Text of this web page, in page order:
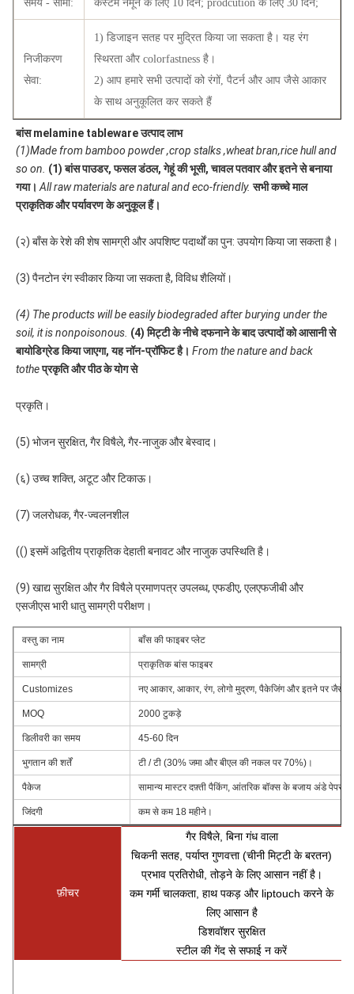
समय - सीमा: कस्टम नमूने के लिए 10 दिन; prodcution के लिए 30 दिन;
निजीकरण
सेवा:
1) डिजाइन सतह पर मुद्रित किया जा सकता है। यह रंग
स्थिरता और colorfastness है।
2) आप हमारे सभी उत्पादों को रंगों, पैटर्न और आप जैसे आकार
के साथ अनुकूलित कर सकते हैं
बांस melamine tableware उत्पाद लाभ
(1)Made from bamboo powder ,crop stalks ,wheat bran,rice hull and
so on. (1) बांस पाउडर, फसल डंठल, गेहूं की भूसी, चावल पतवार और इतने से बनाया
गया। All raw materials are natural and eco-friendly. सभी कच्चे माल
प्राकृतिक और पर्यावरण के अनुकूल हैं।
(२) बाँस के रेशे की शेष सामग्री और अपशिष्ट पदार्थों का पुन: उपयोग किया जा सकता है।
(3) पैनटोन रंग स्वीकार किया जा सकता है, विविध शैलियों।
(4) The products will be easily biodegraded after burying under the
soil, it is nonpoisonous. (4) मिट्टी के नीचे दफनाने के बाद उत्पादों को आसानी से
बायोडिग्रेड किया जाएगा, यह नॉन-प्रॉफिट है। From the nature and back
totheप्रकृति और पीठ के योग से
प्रकृति।
(5) भोजन सुरक्षित, गैर विषैले, गैर-नाजुक और बेस्वाद।
(६) उच्च शक्ति, अटूट और टिकाऊ।
(7) जलरोधक, गैर-ज्वलनशील
(() इसमें अद्वितीय प्राकृतिक देहाती बनावट और नाजुक उपस्थिति है।
(9) खाद्य सुरक्षित और गैर विषैले प्रमाणपत्र उपलब्ध, एफडीए, एलएफजीबी और
एसजीएस भारी धातु सामग्री परीक्षण।
वस्तु का नाम बाँस की फाइबर प्लेट
सामग्री प्राकृतिक बांस फाइबर
Customizes नए आकार, आकार, रंग, लोगो मुद्रण, पैकेजिंग और इतने पर जैसे
MOQ 2000 टुकड़े
डिलीवरी का समय 45-60 दिन
भुगतान की शर्तें टी / टी (30% जमा और बीएल की नकल पर 70%)।
पैकेज सामान्य मास्टर दफ़्ती पैकिंग, आंतरिक बॉक्स के बजाय अंडे पेपर
जिंदगी कम से कम 18 महीने।
फ़ीचर
गैर विषैले, बिना गंध वाला
चिकनी सतह, पर्याप्त गुणवत्ता (चीनी मिट्टी के बरतन)
प्रभाव प्रतिरोधी, तोड़ने के लिए आसान नहीं है।
कम गर्मी चालकता, हाथ पकड़ और liptouch करने के
लिए आसान है
डिशवॉशर सुरक्षित
स्टील की गेंद से सफाई न करें